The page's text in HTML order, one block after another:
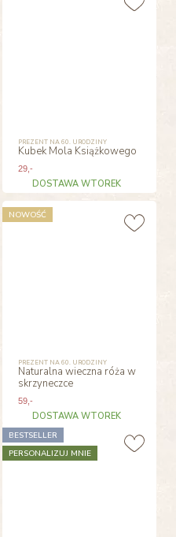
PREZENT NA 60. URODZINY
Kubek Mola Książkowego
29 ,-
DOSTAWA WTOREK
PREZENT NA 60. URODZINY
Naturalna wieczna róża w
skrzyneczce
59 ,-
DOSTAWA WTOREK
NOWOŚĆ
BESTSELLER
PERSONALIZUJ MNIE